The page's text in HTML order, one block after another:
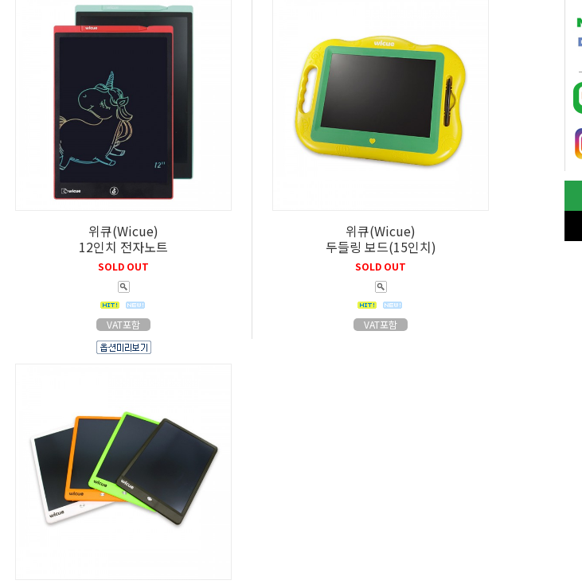
위큐(Wicue)
12인치 전자노트
SOLD OUT
VAT포함
위큐(Wicue)
두들링 보드(15인치)
SOLD OUT
VAT포함